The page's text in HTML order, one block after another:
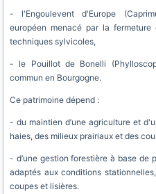
- l'Engoulevent d'Europe
européen menacé par la
techniques sylvicoles,
- le Pouillot de Bonelli
commun en Bourgogne.
Ce patrimoine dépend :
- du maintien d’une agriculture et
haies, des milieux prairiaux et des
- d’une gestion forestière à base de
adaptés aux conditions
coupes et lisières.